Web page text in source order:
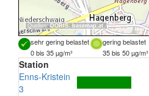
Quellen: DORIS,basemap.at
sehr gering belastet gering belastet
0 bis 35 µg/m³
35 bis 50 µg/m³
Station
Enns-Kristein
3